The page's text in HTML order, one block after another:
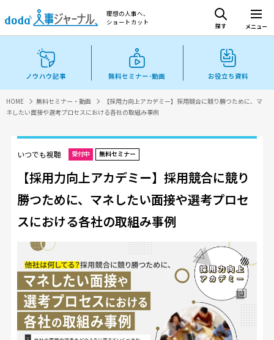
理想の人事へ、
ショートカット
探す メニュー
ノウハウ記事 無料セミナー･動画 お役立ち資料
HOME 無料セミナー・動画
【採用力向上アカデミー】採用競合に競り勝つために、マ
ネしたい面接や選考プロセスにおける各社の取組み事例
いつでも視聴 受付中 無料セミナー
【採用力向上アカデミー】採用競合に競り
勝つために、マネしたい面接や選考プロセ
スにおける各社の取組み事例